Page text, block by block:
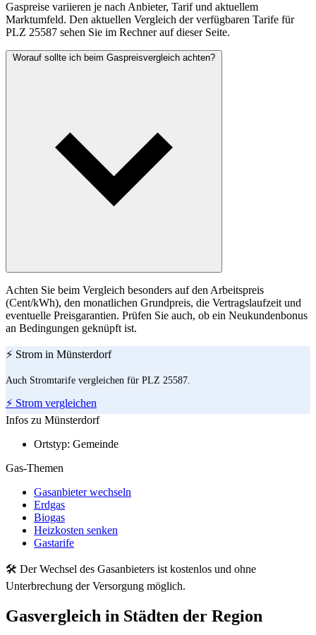
Gaspreise variieren je nach Anbieter, Tarif und aktuellem
Marktumfeld. Den aktuellen Vergleich der verfügbaren Tarife für
PLZ 25587 sehen Sie im Rechner auf dieser Seite.
Worauf sollte ich beim Gaspreisvergleich achten?
Achten Sie beim Vergleich besonders auf den Arbeitspreis
(Cent/kWh), den monatlichen Grundpreis, die Vertragslaufzeit und
eventuelle Preisgarantien. Prüfen Sie auch, ob ein Neukundenbonus
an Bedingungen geknüpft ist.
⚡ Strom in Münsterdorf
Auch Stromtarife vergleichen für PLZ 25587.
⚡ Strom vergleichen
Infos zu Münsterdorf
Ortstyp: Gemeinde
Gas-Themen
Gasanbieter wechseln
Erdgas
Biogas
Heizkosten senken
Gastarife
🛠 Der Wechsel des Gasanbieters ist kostenlos und ohne
Unterbrechung der Versorgung möglich.
Gasvergleich in Städten der Region